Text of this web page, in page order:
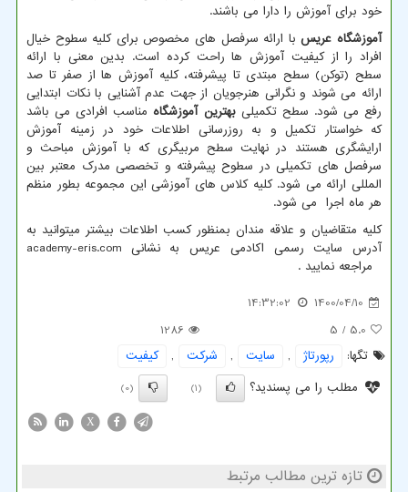
خود برای آموزش را دارا می باشند.
آموزشگاه عریسبا ارائه سرفصل های مخصوص برای کلیه سطوح خیال
افراد را از کیفیت آموزش ها راحت کرده است. بدین معنی با ارائه
سطح (توکن) سطح مبتدی تا پیشرفته، کلیه آموزش ها از صفر تا صد
ارائه می شوند و نگرانی هنرجویان از جهت عدم آشنایی با نکات ابتدایی
رفع می شود. سطح تکمیلیبهترین آموزشگاه مناسب افرادی می باشد
که خواستار تکمیل و به روزرسانی اطلاعات خود در زمینه آموزش
ارایشگری هستند در نهایت سطح مربیگری که با آموزش مباحث و
سرفصل های تکمیلی در سطوح پیشرفته و تخصصی مدرک معتبر بین
المللی ارائه می شود. کلیه کلاس های آموزشی این مجموعه بطور منظم
هر ماه اجرا می شود.
کلیه متقاضیان و علاقه مندان بمنظور کسب اطلاعات بیشتر میتوانید به
آدرس سایت رسمی اکادمی عریس به نشانی academy-eris.com
مراجعه نمایید .
1400/04/10
14:32:02
5.0
/ 5
1286
تگها:
رپورتاژ , سایت , شركت ,
كیفیت
مطلب را می پسندید؟
(1)
(0)
X
تازه ترین مطالب مرتبط